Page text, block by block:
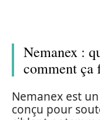
Nemanex :
comment ça
Nemanex est
conçu pour